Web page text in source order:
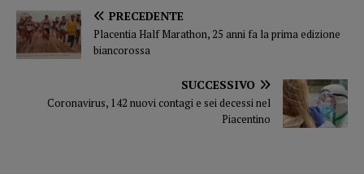
PRECEDENTE
Placentia Half Marathon, 25 anni fa la prima edizione
biancorossa
SUCCESSIVO
Coronavirus, 142 nuovi contagi e sei decessi nel
Piacentino